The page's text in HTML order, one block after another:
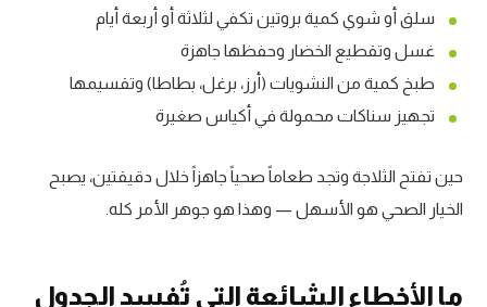
سلق أو شوي كمية بروتين تكفي لثلاثة أو أربعة أيام
غسل وتقطيع الخضار وحفظها جاهزة
طبخ كمية من النشويات (أرز، برغل، بطاطا) وتقسيمها
تجهيز سناكات محمولة في أكياس صغيرة
حين تفتح الثلاجة وتجد طعاماً صحياً جاهزاً خلال دقيقتين، يصبح
الخيار الصحي هو الأسهل — وهذا هو جوهر الأمر كله.
ما الأخطاء الشائعة التي تُفسد الجدول